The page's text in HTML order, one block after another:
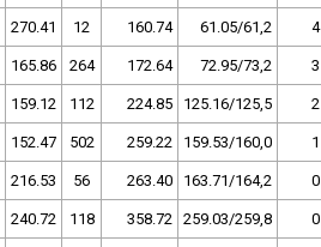
270.41 12 160.74 61.05/61,2 4
165.86 264 172.64 72.95/73,2 3
159.12 112 224.85 125.16/125,5 2
152.47 502 259.22 159.53/160,0 1
216.53 56 263.40 163.71/164,2 0
240.72 118 358.72 259.03/259,8 0